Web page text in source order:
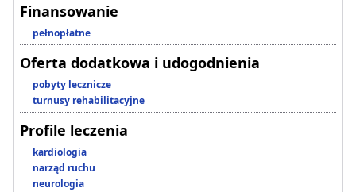
Finansowanie
pełnopłatne
Oferta dodatkowa i udogodnienia
pobyty lecznicze
turnusy rehabilitacyjne
Profile leczenia
kardiologia
narząd ruchu
neurologia